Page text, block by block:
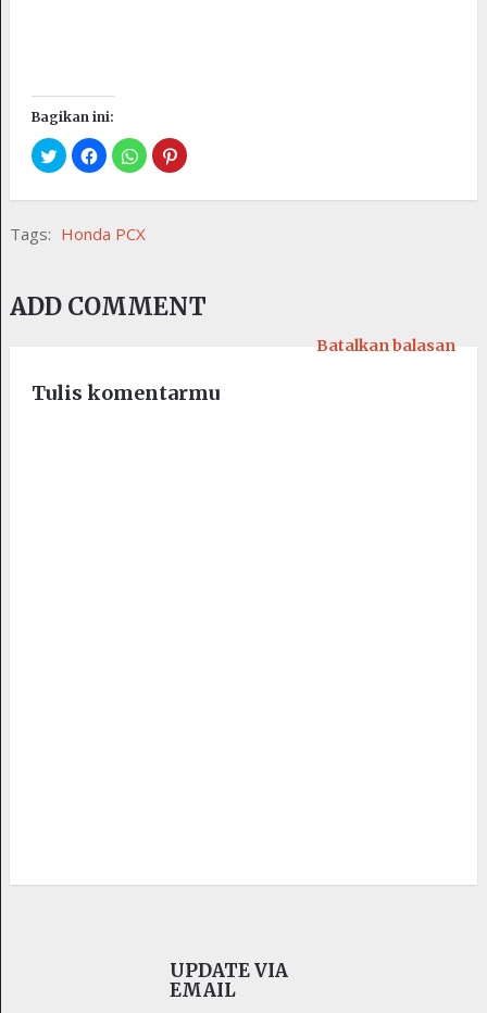
Bagikan ini:
Tags: Honda PCX
ADD COMMENT
Tulis komentarmu
Batalkan balasan
UPDATE VIA
EMAIL